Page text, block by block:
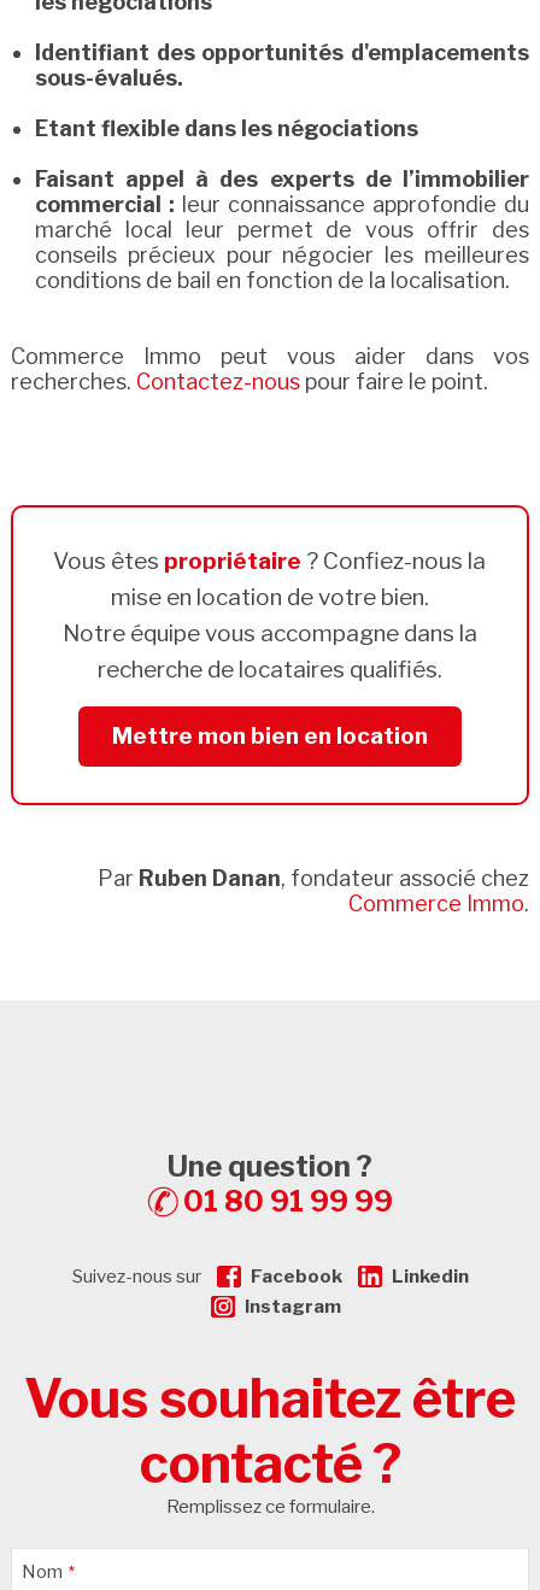
Identifiant des opportunités d'emplacements
sous-évalués.
Etant flexible dans les négociations
Faisant appel à des experts de l’immobilier
commercial : leur connaissance approfondie du
marché local leur permet de vous offrir des
conseils précieux pour négocier les meilleures
conditions de bail en fonction de la localisation.
Commerce Immo peut vous aider dans vos
recherches. Contactez-nouspour faire le point.
Vous êtes propriétaire ? Confiez-nous la
mise en location de votre bien.
Notre équipe vous accompagne dans la
recherche de locataires qualifiés.
Mettre mon bien en location
Par Ruben Danan, fondateur associé chez
Commerce Immo.
Une question ?
01 80 91 99 99
Suivez-nous sur Facebook
Linkedin
Instagram
Vous souhaitez être
contacté ?
Remplissez ce formulaire.
Nom *